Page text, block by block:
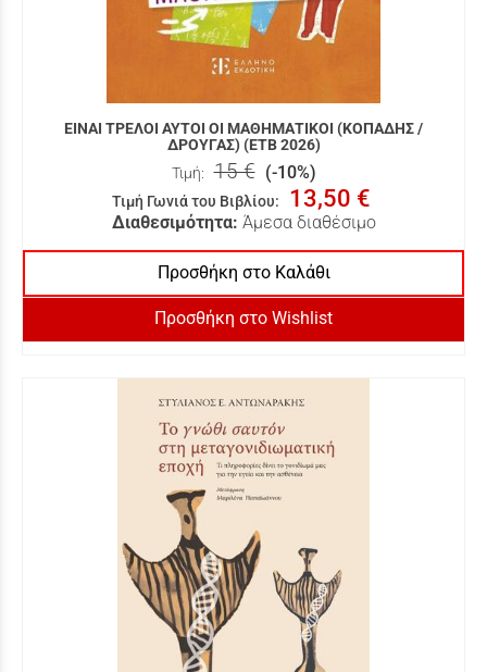
ΕΙΝΑΙ ΤΡΕΛΟΙ ΑΥΤΟΙ ΟΙ ΜΑΘΗΜΑΤΙΚΟΙ (ΚΟΠΑΔΗΣ /
ΔΡΟΥΓΑΣ) (ΕΤΒ 2026)
Τιμή: 15 € (-10%)
Τιμή Γωνιά του Βιβλίου: 13,50 €
Διαθεσιμότητα: Άμεσα διαθέσιμο
Προσθήκη στο Καλάθι
Προσθήκη στο Wishlist